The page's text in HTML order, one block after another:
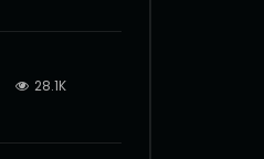
28.1K